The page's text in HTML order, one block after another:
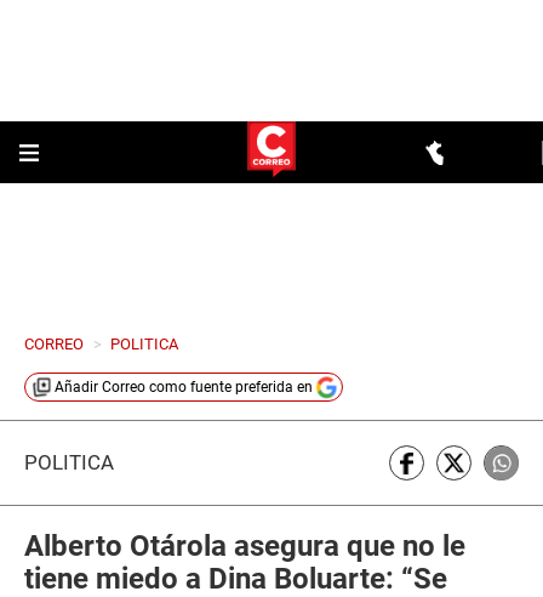
CORREO > POLITICA
Añadir Correo como fuente preferida en
POLÍTICA
Alberto Otárola asegura que no le
tiene miedo a Dina Boluarte: “Se